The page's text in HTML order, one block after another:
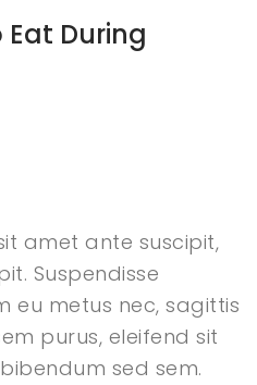
During
amet ante suscipit,
Suspendisse
eu metus nec, sagittis
purus, eleifend sit
sed sem.